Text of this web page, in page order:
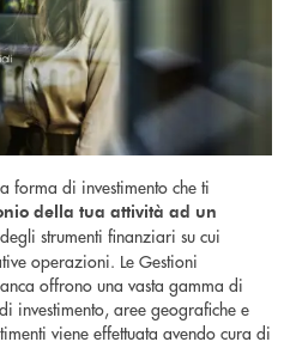
forma di investimento che ti
della tua attività ad un
strumenti finanziari su cui
operazioni. Le Gestioni
offrono una vasta gamma di
investimento, aree geografiche e
viene effettuata avendo cura di